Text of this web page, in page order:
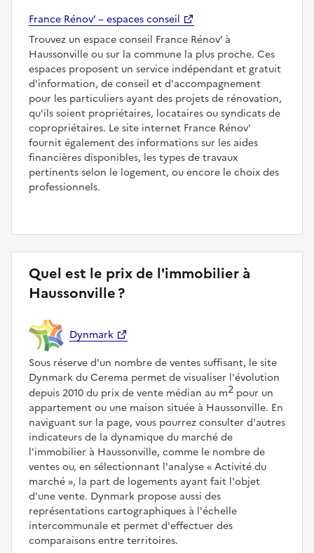
France Rénov’ – espaces conseil
Trouvez un espace conseil France Rénov’ à
Haussonville ou sur la commune la plus proche. Ces
espaces proposent un service indépendant et gratuit
d'information, de conseil et d'accompagnement
pour les particuliers ayant des projets de rénovation,
qu'ils soient propriétaires, locataires ou syndicats de
copropriétaires. Le site internet France Rénov'
fournit également des informations sur les aides
financières disponibles, les types de travaux
pertinents selon le logement, ou encore le choix des
professionnels.
Quel est le prix de l'immobilier à
Haussonville ?
Dynmark
Sous réserve d'un nombre de ventes suffisant, le site
Dynmark du Cerema permet de visualiser l'évolution
depuis 2010 du prix de vente médian au m2 pour un
appartement ou une maison située à Haussonville. En
naviguant sur la page, vous pourrez consulter d'autres
indicateurs de la dynamique du marché de
l'immobilier à Haussonville, comme le nombre de
ventes ou, en sélectionnant l'analyse
Activité du
marché , la part de logements ayant fait l'objet
d'une vente. Dynmark propose aussi des
représentations cartographiques à l'échelle
intercommunale et permet d'effectuer des
comparaisons entre territoires.